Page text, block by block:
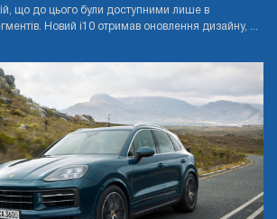
що до цього були доступними лише в
Новий i10 отримав оновлення дизайну, ...